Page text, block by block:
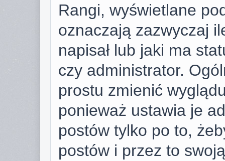
Rangi, wyświetlane
oznaczają zazwyczaj
napisał lub jaki ma
czy administrator.
prostu zmienić
ponieważ ustawia je
postów tylko po to,
postów i przez to